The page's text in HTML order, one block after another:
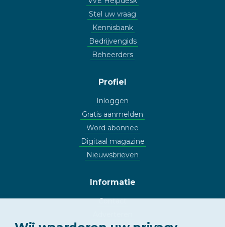
Stel uw vraag
Kennisbank
Bedrijvengids
Beheerders
Profiel
Inloggen
Gratis aanmelden
Word abonnee
Digitaal magazine
Nieuwsbrieven
Informatie
Contact